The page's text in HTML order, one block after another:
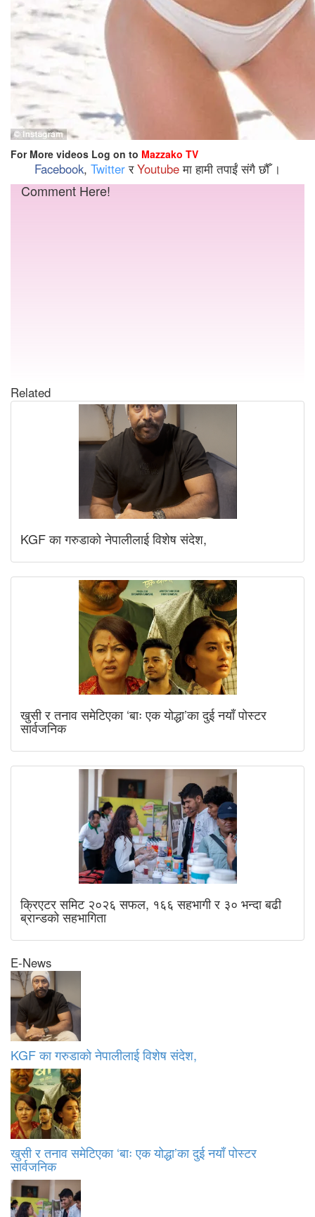
For More videos Log on to Mazzako TV
Facebook, TwitterरYoutubeमा हामी तपाईं संगै छौँ ।
Comment Here!
Related
KGF का गरुडाको नेपालीलाई विशेष संदेश,
खुसी र तनाव समेटिएका ‘बाः एक योद्धा’का दुई नयाँ पोस्टर
सार्वजनिक
क्रिएटर समिट २०२६ सफल, १६६ सहभागी र ३० भन्दा बढी
ब्रान्डको सहभागिता
E-News
KGF का गरुडाको नेपालीलाई विशेष संदेश,
खुसी र तनाव समेटिएका ‘बाः एक योद्धा’का दुई नयाँ पोस्टर
सार्वजनिक